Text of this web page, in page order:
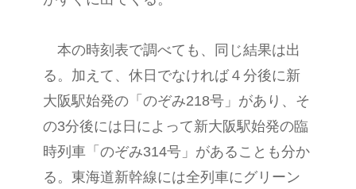
本の時刻表で調べても、同じ結果は出
る。加えて、休日でなければ４分後に新
大阪駅始発の「のぞみ218号」があり、そ
の3分後には日によって新大阪駅始発の臨
時列車「のぞみ314号」があることも分か
る。東海道新幹線には全列車にグリーン